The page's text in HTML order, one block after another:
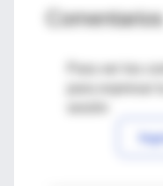
Comentarios
Para ver los